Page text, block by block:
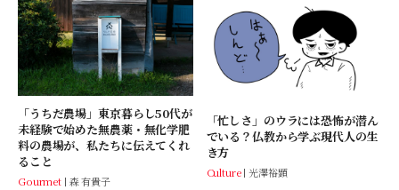
「うちだ農場」東京暮らし50代が
未経験で始めた無農薬・無化学肥
料の農場が、私たちに伝えてくれ
ること
Gourmet 森 有貴子
「忙しさ」のウラには恐怖が潜ん
でいる？仏教から学ぶ現代人の生
き方
Culture 光澤裕顕